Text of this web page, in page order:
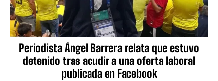
Periodista Ángel Barrera relata que estuvo
detenido tras acudir a una oferta laboral
publicada en Facebook